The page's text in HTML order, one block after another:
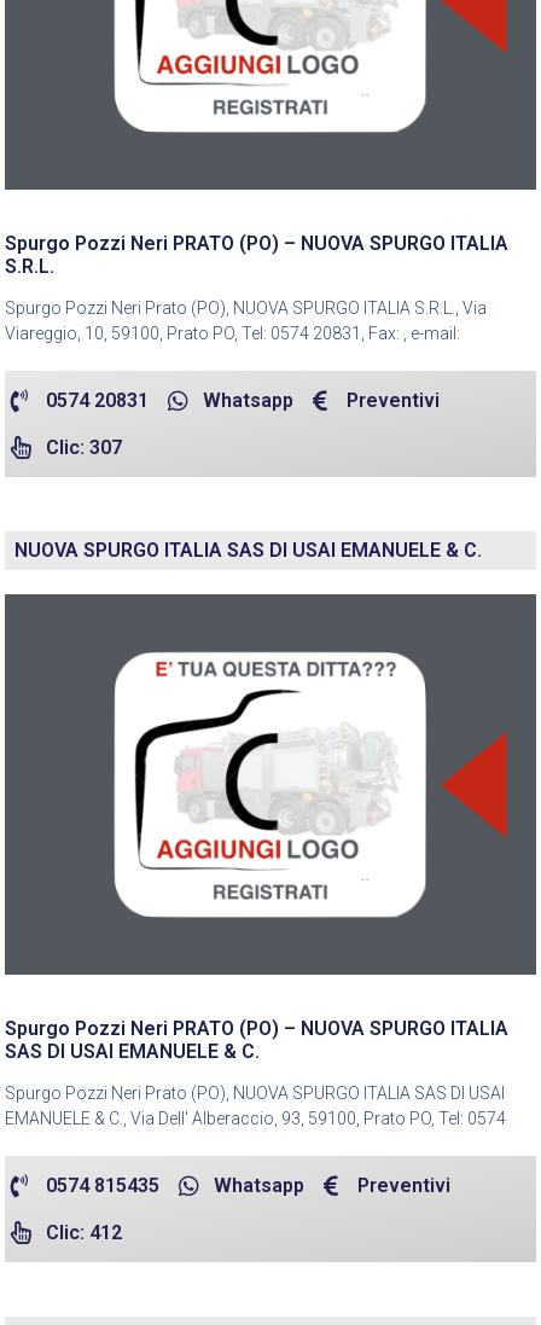
Spurgo Pozzi Neri PRATO (PO) – NUOVA SPURGO ITALIA
S.R.L.
Spurgo Pozzi Neri Prato (PO), NUOVA SPURGO ITALIA S.R.L., Via
Viareggio, 10, 59100, Prato PO, Tel: 0574 20831, Fax: , e-mail:
0574 20831 Whatsapp Preventivi
Clic: 307
NUOVA SPURGO ITALIA SAS DI USAI EMANUELE & C.
Spurgo Pozzi Neri PRATO (PO) – NUOVA SPURGO ITALIA
SAS DI USAI EMANUELE & C.
Spurgo Pozzi Neri Prato (PO), NUOVA SPURGO ITALIA SAS DI USAI
EMANUELE & C., Via Dell' Alberaccio, 93, 59100, Prato PO, Tel: 0574
0574 815435 Whatsapp Preventivi
Clic: 412